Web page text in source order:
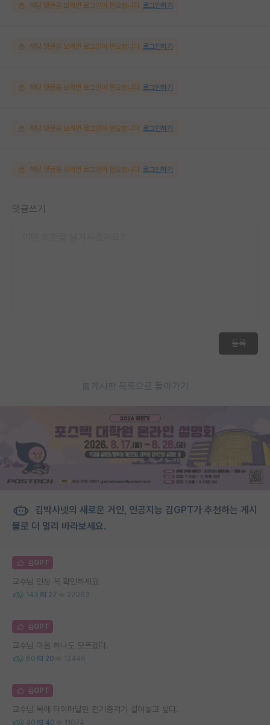
해당 댓글을 보려면 로그인이 필요합니다. 로그인하기
해당 댓글을 보려면 로그인이 필요합니다. 로그인하기
해당 댓글을 보려면 로그인이 필요합니다. 로그인하기
해당 댓글을 보려면 로그인이 필요합니다. 로그인하기
해당 댓글을 보려면 로그인이 필요합니다. 로그인하기
댓글쓰기
등록
게시판 목록으로 돌아가기
김박사넷의 새로운 거인, 인공지능 김GPT가 추천하는 게시
물로 더 멀리 바라보세요.
김GPT
교수님 인성 꼭 확인하세요
143 27 22063
김GPT
교수님 마음 하나도 모르겠다.
60 20 12446
김GPT
교수님 목에 타이머달린 전기충격기 걸어놓고 싶다.
40 40 11074